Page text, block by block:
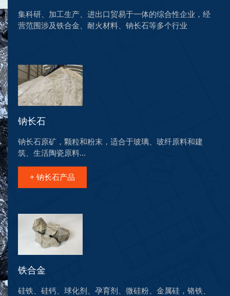
集科研、加工生产、进出口贸易于一体的综合性企业，经
营范围涉及铁合金、耐火材料、钠长石等多个行业
钠长石
钠长石原矿，颗粒和粉末，适合于玻璃、玻纤原料和建
筑、生活陶瓷原料...
+ 钠长石产品
铁合金
硅铁、硅钙、球化剂、孕育剂、微硅粉、金属硅，铬铁、